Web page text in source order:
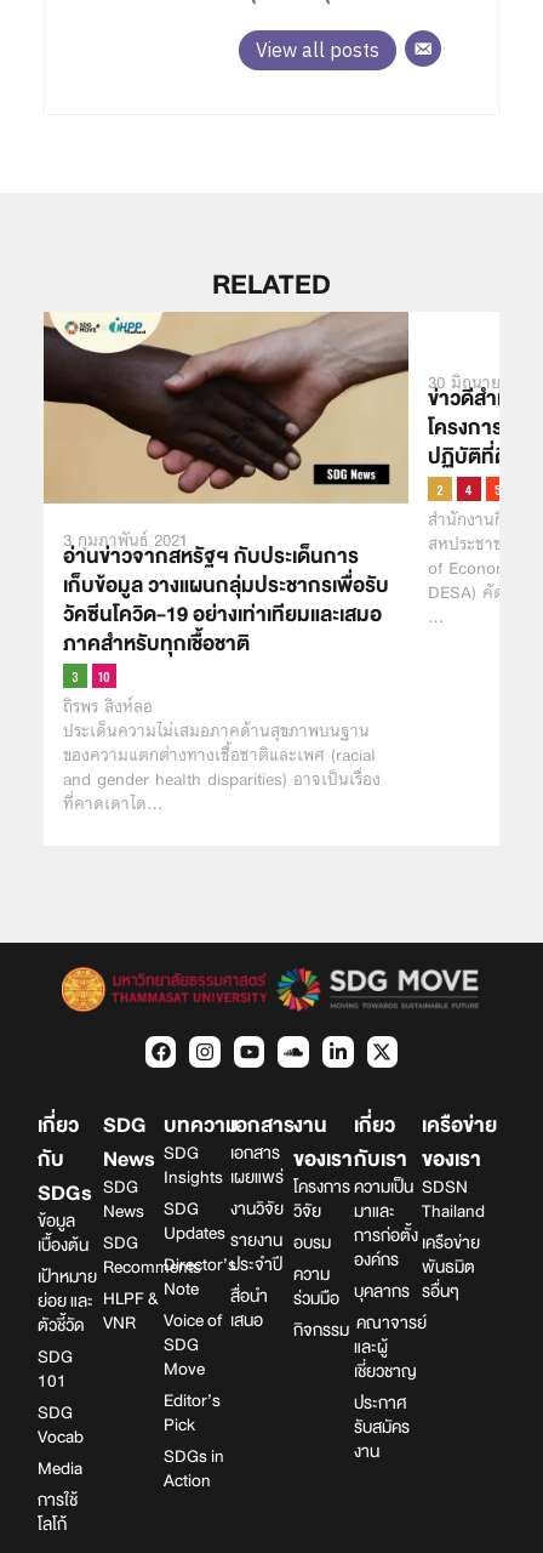
View all posts
RELATED
3 กุมภาพันธ์ 2021
อ่านข่าวจากสหรัฐฯ กับประเด็นการ
เก็บข้อมูล วางแผนกลุ่มประชากรเพื่อรับ
วัคซีนโควิด-19 อย่างเท่าเทียมและเสมอ
ภาคสำหรับทุกเชื้อชาติ
ถิรพร สิงห์ลอ
ประเด็นความไม่เสมอภาคด้านสุขภาพบนฐาน
ของความแตกต่างทางเชื้อชาติและเพศ (racial
and gender health disparities) อาจเป็นเรื่อง
ที่คาดเดาได…
30 มิถุนายน
ข่าวดีสำหรับ
โครงการขอ
ปฏิบัติที่ดีในก
สำนักงานกิจกา
สหประชาชาติ
of Economic
DESA) คัดเลือ
…
เกี่ยว
กับ
SDGs
ข้อมูล
เบื้องต้น
เป้าหมาย
ย่อย และ
ตัวชี้วัด
SDG
101
SDG
Vocab
Media
การใช้
โลโก้
SDG
News
SDG
News
SDG
Recomments
HLPF &
VNR
บทความ
SDG
Insights
SDG
Updates
Director’s
Note
Voice of
SDG
Move
Editor’s
Pick
SDGs in
Action
เอกสาร
เอกสาร
เผยแพร่
งานวิจัย
รายงาน
ประจำปี
สื่อนำ
เสนอ
งาน
ของเรา
โครงการ
วิจัย
อบรม
ความ
ร่วมมือ
กิจกรรม
เกี่ยว
กับเรา
ความเป็น
มาและ
การก่อตั้ง
องค์กร
บุคลากร
คณาจารย์
และผู้
เชี่ยวชาญ
ประกาศ
รับสมัคร
งาน
เครือข่าย
ของเรา
SDSN
Thailand
เครือข่าย
พันธมิต
รอื่นๆ